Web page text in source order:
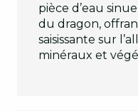
pièce d’eau
du dragon,
saisissante sur
minéraux et